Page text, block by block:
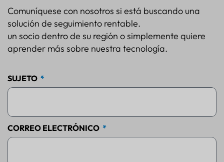
Comuníquese con nosotros si está buscando una
solución de seguimiento rentable.
un socio dentro de su región o simplemente quiere
aprender más sobre nuestra tecnología.
SUJETO
CORREO ELECTRÓNICO